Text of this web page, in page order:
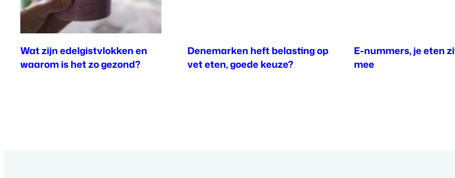
Wat zijn edelgistvlokken en
waarom is het zo gezond?
Denemarken heft belasting op
vet eten, goede keuze?
E-nummers, je eten
mee